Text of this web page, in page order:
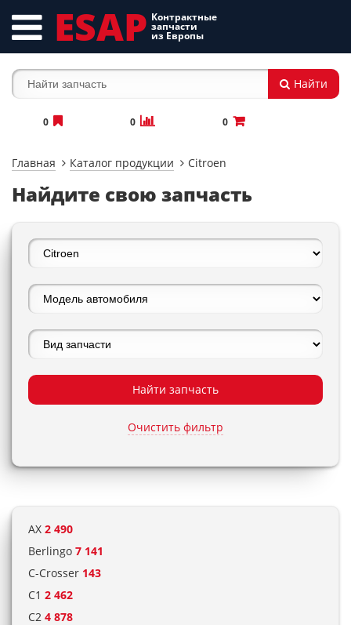
ESAP Контрактные
запчасти
из Европы
Найти
0 0 0
Главная Каталог продукции Citroen
Найдите свою запчасть
Найти запчасть
Очистить фильтр
AX 2 490
Berlingo 7 141
C-Crosser 143
C1 2 462
C2 4 878